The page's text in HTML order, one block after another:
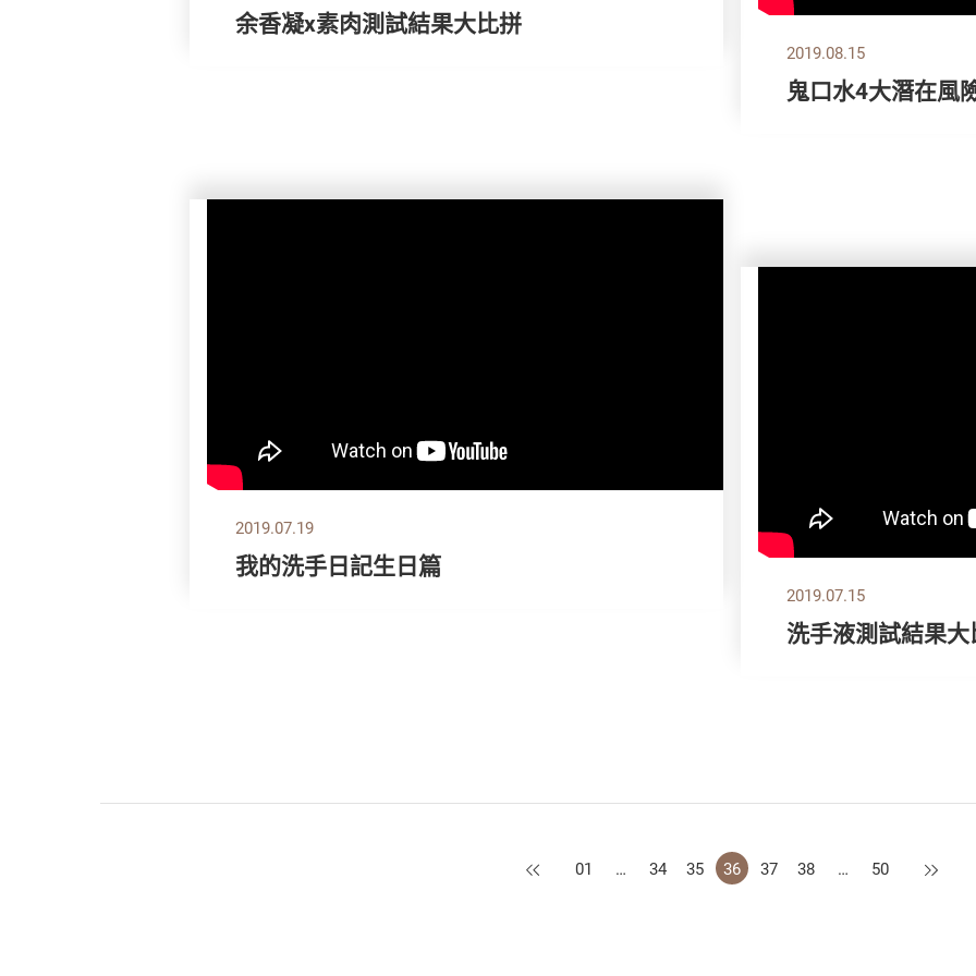
余香凝x素肉測試結果大比拼
2019.08.15
鬼口水4大潛在風
2019.07.19
我的洗手日記生日篇
2019.07.15
洗手液測試結果大
上一頁
01 … 34 35 36 37 38 … 50 下一頁